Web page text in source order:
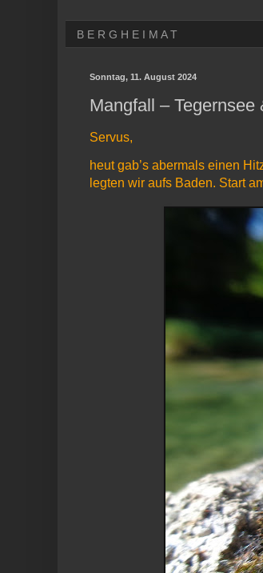
B E R G H E I M A T
Sonntag, 11. August 2024
Mangfall – Tegernsee
Servus,
heut gab’s abermals einen
legten wir aufs Baden. Start